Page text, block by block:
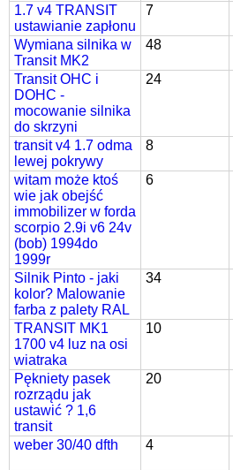
1.7 v4 TRANSIT
ustawianie zapłonu
7
Wymiana silnika w
Transit MK2
48
Transit OHC i
DOHC -
mocowanie silnika
do skrzyni
24
transit v4 1.7 odma
lewej pokrywy
8
witam może ktoś
wie jak obejść
immobilizer w forda
scorpio 2.9i v6 24v
(bob) 1994do
1999r
6
Silnik Pinto - jaki
kolor? Malowanie
farba z palety RAL
34
TRANSIT MK1
1700 v4 luz na osi
wiatraka
10
Pękniety pasek
rozrządu jak
ustawić ? 1,6
transit
20
weber 30/40 dfth 4